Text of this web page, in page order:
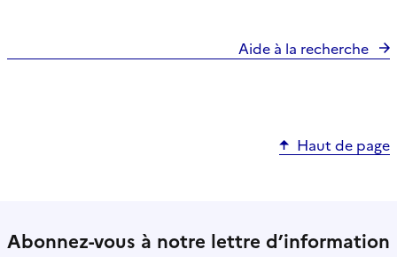
Aide à la recherche
Haut de page
Abonnez-vous à notre lettre d’information